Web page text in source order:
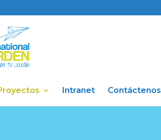
Intranet Contáctenos